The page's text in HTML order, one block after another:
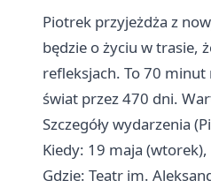
Piotrek przyjeżdża z
będzie o życiu w trasie,
refleksjach. To 70
świat przez 470 dni.
Szczegóły wydarzenia
Kiedy: 19 maja
Gdzie: Teatr im.